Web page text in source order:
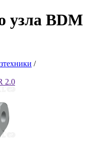
узла BDM
/
2.0